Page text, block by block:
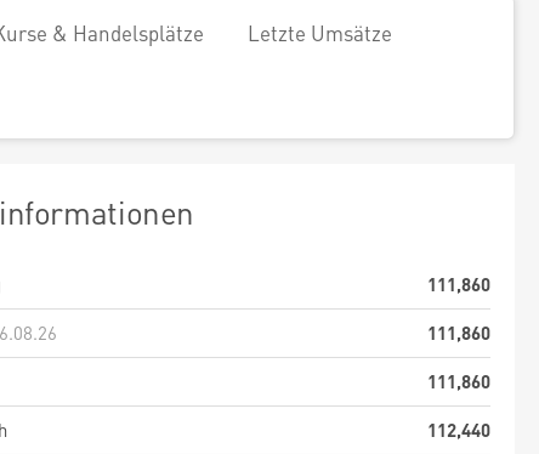
& Handelsplätze Letzte Umsätze
111,860
111,860
111,860
112,440